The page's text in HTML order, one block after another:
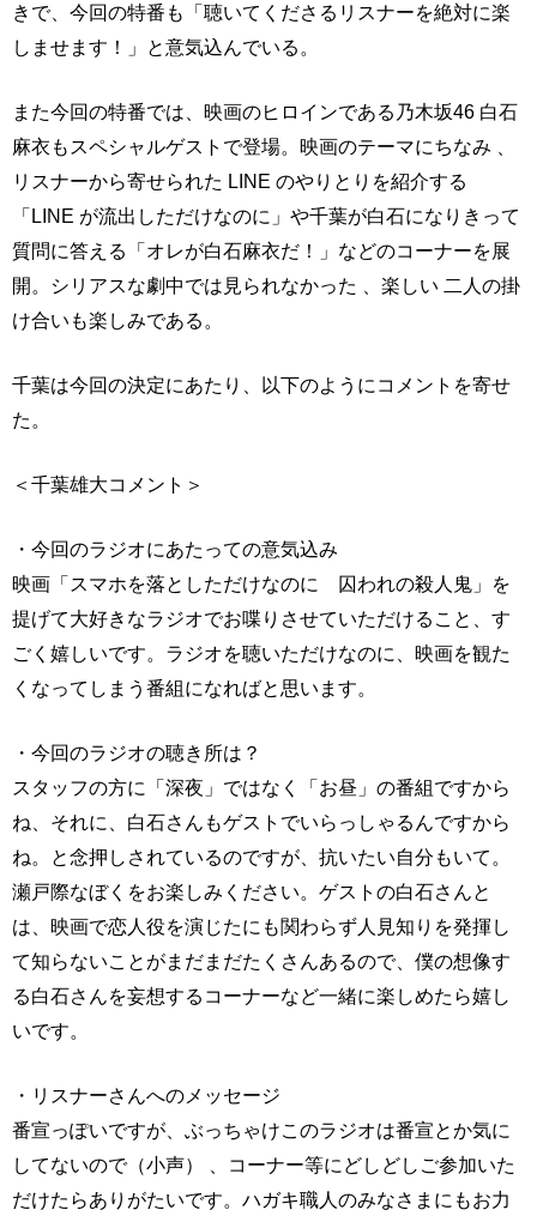
きで、今回の特番も「聴いてくださるリスナーを絶対に楽
しませます！」と意気込んでいる。
また今回の特番では、映画のヒロインである乃木坂46 白石
麻衣もスペシャルゲストで登場。映画のテーマにちなみ 、
リスナーから寄せられた LINE のやりとりを紹介する
「LINE が流出しただけなのに」や千葉が白石になりきって
質問に答える「オレが白石麻衣だ！」などのコーナーを展
開。シリアスな劇中では見られなかった 、楽しい 二人の掛
け合いも楽しみである。
千葉は今回の決定にあたり、以下のようにコメントを寄せ
た。
＜千葉雄大コメント＞
・今回のラジオにあたっての意気込み
映画「スマホを落としただけなのに 囚われの殺人鬼」を
提げて大好きなラジオでお喋りさせていただけること、す
ごく嬉しいです。ラジオを聴いただけなのに、映画を観た
くなってしまう番組になればと思います。
・今回のラジオの聴き所は？
スタッフの方に「深夜」ではなく「お昼」の番組ですから
ね、それに、白石さんもゲストでいらっしゃるんですから
ね。と念押しされているのですが、抗いたい自分もいて。
瀬戸際なぼくをお楽しみください。ゲストの白石さんと
は、映画で恋人役を演じたにも関わらず人見知りを発揮し
て知らないことがまだまだたくさんあるので、僕の想像す
る白石さんを妄想するコーナーなど一緒に楽しめたら嬉し
いです。
・リスナーさんへのメッセージ
番宣っぽいですが、ぶっちゃけこのラジオは番宣とか気に
してないので（小声） 、コーナー等にどしどしご参加いた
だけたらありがたいです。ハガキ職人のみなさまにもお力